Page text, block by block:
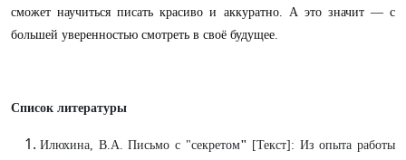
сможет научиться писать красиво и аккуратно. А это значит — с
большей уверенностью смотреть в своё будущее.
Список литературы
Илюхина, В.А. Письмо с "секретом" [Текст]: Из опыта работы